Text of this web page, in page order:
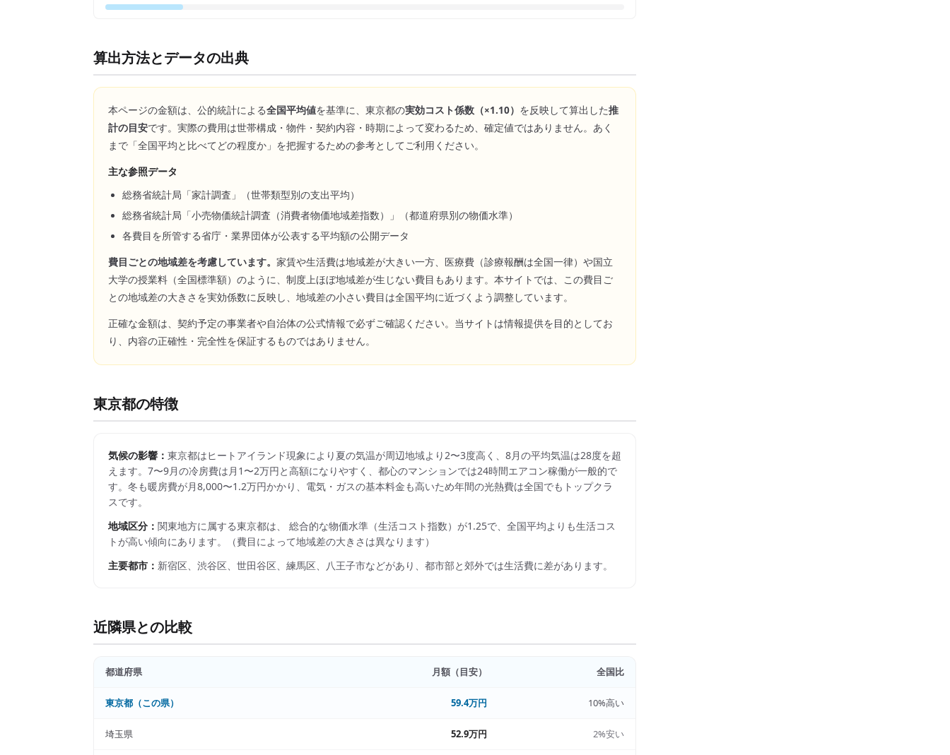
算出方法とデータの出典
本ページの金額は、公的統計による全国平均値を基準に、 東京都の実効コスト係数（×1.10） を反映して算出した推
計の目安です。実際の費用は世帯構成・物件・契約内容・時期によって変わるため、確定値ではありません。あく
まで「全国平均と比べてどの程度か」を把握するための参考としてご利用ください。
主な参照データ
総務省統計局「家計調査」（世帯類型別の支出平均）
総務省統計局「小売物価統計調査（消費者物価地域差指数）」（都道府県別の物価水準）
各費目を所管する省庁・業界団体が公表する平均額の公開データ
費目ごとの地域差を考慮しています。 家賃や生活費は地域差が大きい一方、医療費（診療報酬は全国一律）や国立
大学の授業料（全国標準額）のように、制度上ほぼ地域差が生じない費目もあります。本サイトでは、この費目ご
との地域差の大きさを実効係数に反映し、地域差の小さい費目は全国平均に近づくよう調整しています。
正確な金額は、契約予定の事業者や自治体の公式情報で必ずご確認ください。当サイトは情報提供を目的としてお
り、内容の正確性・完全性を保証するものではありません。
東京都の特徴
気候の影響： 東京都はヒートアイランド現象により夏の気温が周辺地域より2〜3度高く、8月の平均気温は28度を超
えます。7〜9月の冷房費は月1〜2万円と高額になりやすく、都心のマンションでは24時間エアコン稼働が一般的で
す。冬も暖房費が月8,000〜1.2万円かかり、電気・ガスの基本料金も高いため年間の光熱費は全国でもトップクラ
スです。
地域区分： 関東地方に属する東京都は、 総合的な物価水準（生活コスト指数）が1.25で、 全国平均よりも生活コス
トが高い傾向にあります。
（費目によって地域差の大きさは異なります）
主要都市： 新宿区、渋谷区、世田谷区、練馬区、八王子市などがあり、都市部と郊外では生活費に差があります。
近隣県との比較
都道府県 月額（目安） 全国比
東京都 （この県） 59.4万円 10%高い
埼玉県 52.9万円 2%安い